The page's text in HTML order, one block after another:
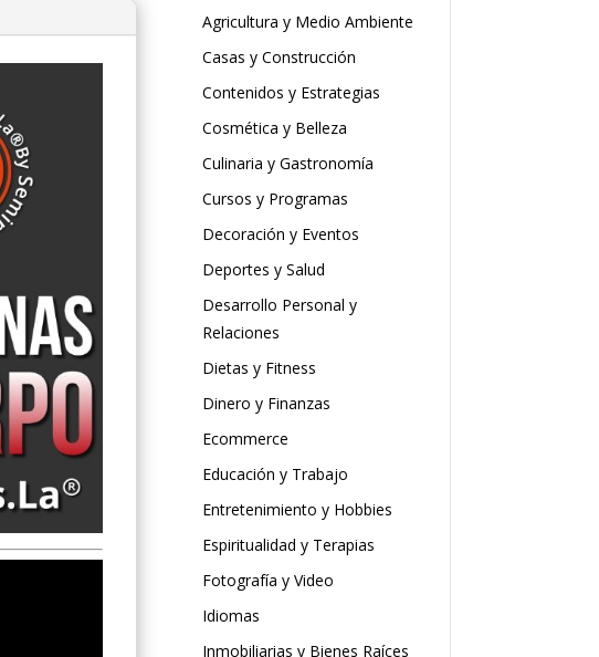
Agricultura y Medio Ambiente
Casas y Construcción
Contenidos y Estrategias
Cosmética y Belleza
Culinaria y Gastronomía
Cursos y Programas
Decoración y Eventos
Deportes y Salud
Desarrollo Personal y
Relaciones
Dietas y Fitness
Dinero y Finanzas
Ecommerce
Educación y Trabajo
Entretenimiento y Hobbies
Espiritualidad y Terapias
Fotografía y Video
Idiomas
Inmobiliarias y Bienes Raíces